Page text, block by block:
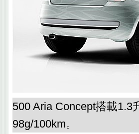
500 Aria Concept搭載1.3
98g/100km。